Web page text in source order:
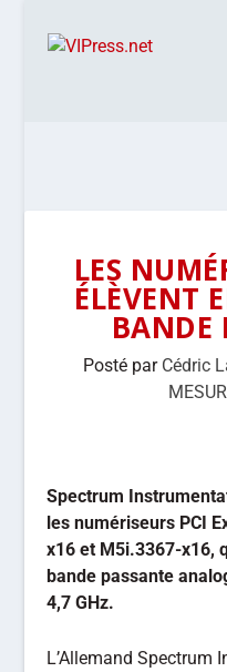
LES
ÉLÈVENT
BANDE
Posté par Cédric
Spectrum
les numériseurs PCI
x16 et M5i.3367-x16,
bande passante
4,7 GHz.
L’Allemand Spectrum